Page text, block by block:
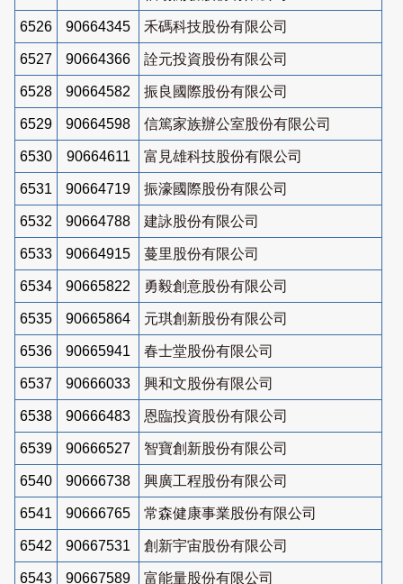
6526 90664345 禾碼科技股份有限公司
6527 90664366 詮元投資股份有限公司
6528 90664582 振良國際股份有限公司
6529 90664598 信篤家族辦公室股份有限公司
6530 90664611 富見雄科技股份有限公司
6531 90664719 振濠國際股份有限公司
6532 90664788 建詠股份有限公司
6533 90664915 蔓里股份有限公司
6534 90665822 勇毅創意股份有限公司
6535 90665864 元琪創新股份有限公司
6536 90665941 春士堂股份有限公司
6537 90666033 興和文股份有限公司
6538 90666483 恩臨投資股份有限公司
6539 90666527 智寶創新股份有限公司
6540 90666738 興廣工程股份有限公司
6541 90666765 常森健康事業股份有限公司
6542 90667531 創新宇宙股份有限公司
6543 90667589 富能量股份有限公司